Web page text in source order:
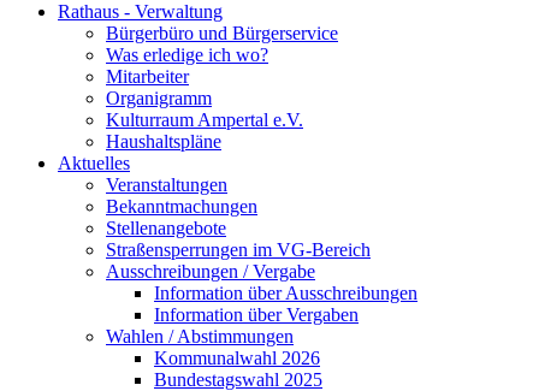
Rathaus - Verwaltung
Bürgerbüro und Bürgerservice
Was erledige ich wo?
Mitarbeiter
Organigramm
Kulturraum Ampertal e.V.
Haushaltspläne
Aktuelles
Veranstaltungen
Bekanntmachungen
Stellenangebote
Straßensperrungen im VG-Bereich
Ausschreibungen / Vergabe
Information über Ausschreibungen
Information über Vergaben
Wahlen / Abstimmungen
Kommunalwahl 2026
Bundestagswahl 2025